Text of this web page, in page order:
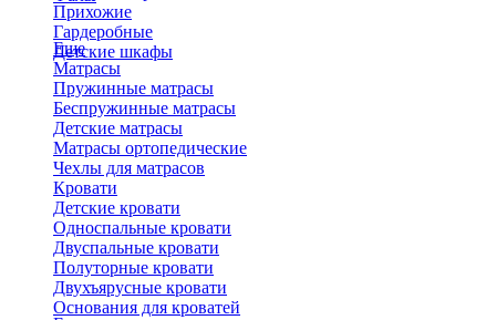
Прихожие
Гардеробные
Детские шкафы
Еще
Матрасы
Пружинные матрасы
Беспружинные матрасы
Детские матрасы
Матрасы ортопедические
Чехлы для матрасов
Кровати
Детские кровати
Односпальные кровати
Двуспальные кровати
Полуторные кровати
Двухъярусные кровати
Основания для кроватей